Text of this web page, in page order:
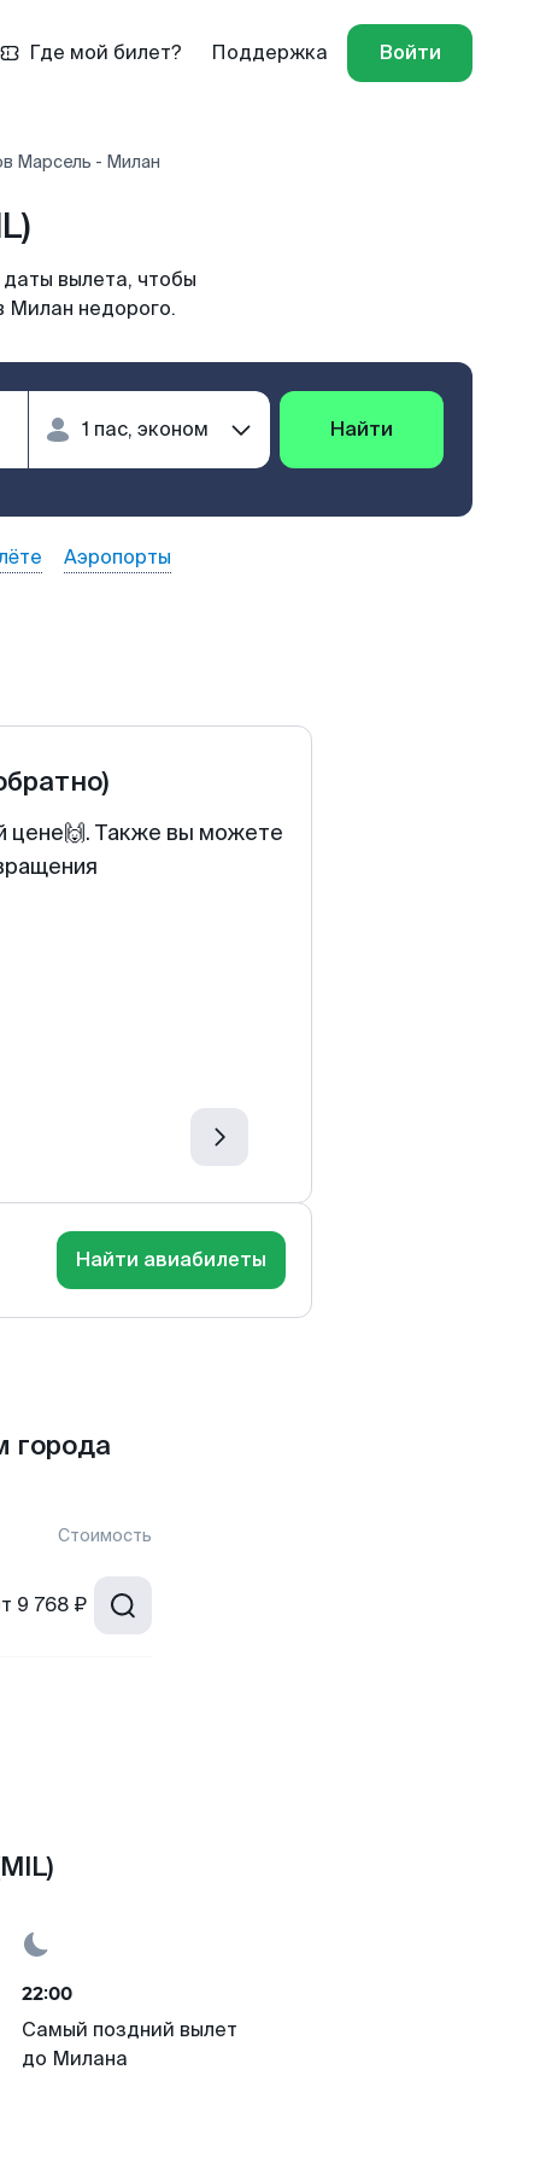
Где мой билет? Поддержка Войти
Марсель - Милан
вылета, чтобы
Милан недорого.
Найти
Аэропорты
цене🙌. Также вы можете
Найти авиабилеты
города
Стоимость
9 768 ₽
22:00
Самый поздний вылет
до Милана